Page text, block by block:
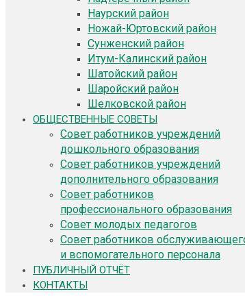
Наурский район
Ножай-Юртовский район
Сунженский район
Итум-Калинский район
Шатойский район
Шаройский район
Шелковской район
ОБЩЕСТВЕННЫЕ СОВЕТЫ
Совет работников учреждений
дошкольного образования
Совет работников учреждений
дополнительного образования
Совет работников
профессионального образования
Совет молодых педагогов
Совет работников
и вспомогательного персонала
ПУБЛИЧНЫЙ ОТЧЁТ
КОНТАКТЫ